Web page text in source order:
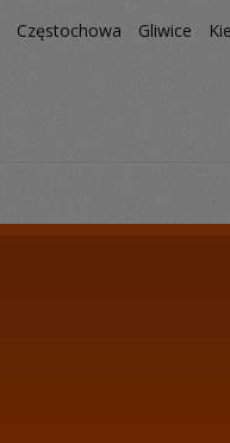
Częstochowa Gliwice